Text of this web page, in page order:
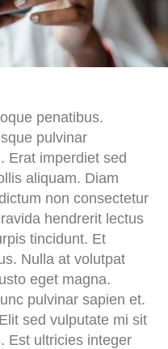
penatibus.
pulvinar
Erat imperdiet sed
aliquam. Diam
non consectetur
hendrerit lectus
tincidunt. Et
Nulla at volutpat
eget magna.
pulvinar sapien et.
sed vulputate mi sit
Est ultricies integer